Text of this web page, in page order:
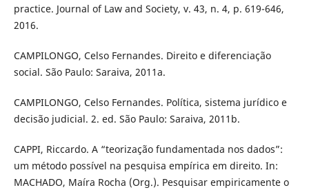
practice. Journal of Law and Society, v. 43, n. 4, p. 619-646,
2016.
CAMPILONGO, Celso Fernandes. Direito e diferenciação
social. São Paulo: Saraiva, 2011a.
CAMPILONGO, Celso Fernandes. Política, sistema jurídico e
decisão judicial. 2. ed. São Paulo: Saraiva, 2011b.
CAPPI, Riccardo. A “teorização fundamentada nos dados”:
um método possível na pesquisa empírica em direito. In:
MACHADO, Maíra Rocha (Org.). Pesquisar empiricamente o